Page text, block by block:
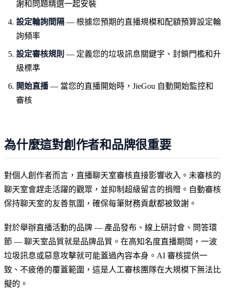
謝和問題精選一起安裝
設定輪詢間隔 — 根據您預期的直播規模和配額預算設定輪
詢頻率
設定審核規則 — 定義您的垃圾訊息關鍵字、封鎖門檻和升
級標準
開始直播 — 當您的直播開始時，JieGou 自動開始監控和
審核
為什麼這對創作者和品牌很重要
對個人創作者而言，直播聊天室審核直接影響收入。未審核的
聊天室會趕走活躍的觀眾，並抑制超級留言的捐贈。自動審核
保持聊天室的友善氛圍，確保每筆財務貢獻都被致謝。
對於舉辦直播活動的品牌 — 產品發布、線上研討會、問答環
節 — 聊天室品質就是品牌品質。在高知名度直播期間，一波
垃圾訊息或惡意攻擊就可能蓋過內容本身。AI 審核提供一
致、不疲倦的覆蓋範圍，這是人工審核團隊在大規模下無法比
擬的。